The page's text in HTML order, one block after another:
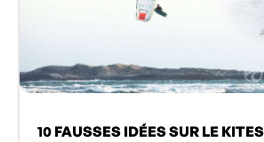
10 FAUSSES IDÉES SUR LE